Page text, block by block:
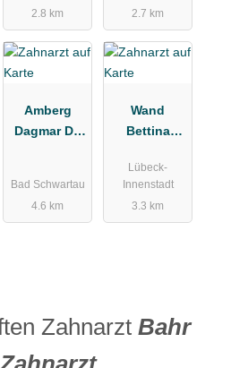
2.8 km
2.7 km
Amberg
Dagmar Dr.
Bad Schwartau
4.6 km
Wand
Bettina
xis
Lübeck-
Innenstadt
3.3 km
Zahnarzt Bahr